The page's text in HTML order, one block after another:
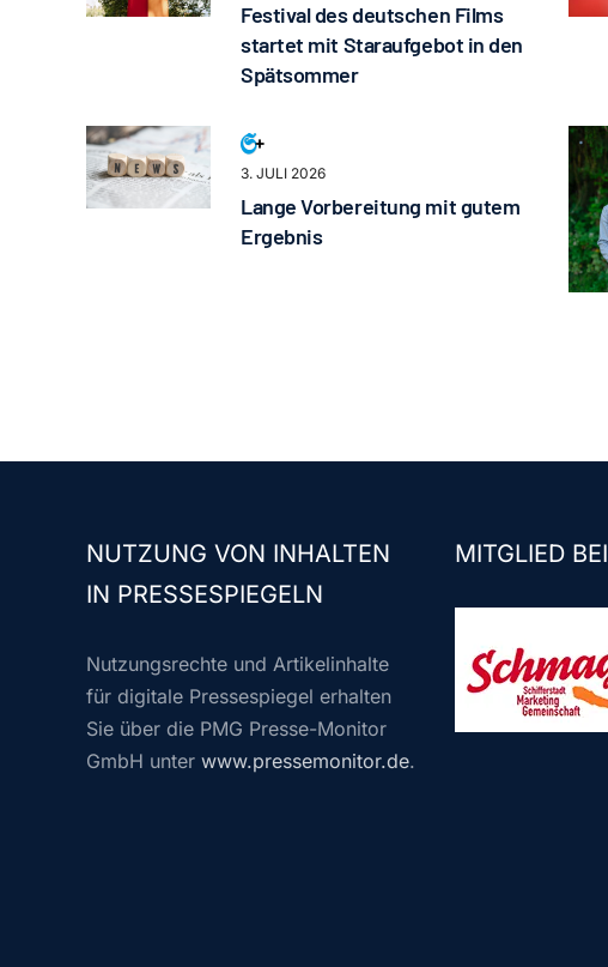
Festival des deutschen Films
startet mit Staraufgebot in den
Spätsommer
3. JULI 2026
Lange Vorbereitung mit gutem
Ergebnis
NUTZUNG VON INHALTEN
IN PRESSESPIEGELN
Nutzungsrechte und Artikelinhalte
für digitale Pressespiegel erhalten
Sie über die PMG Presse-Monitor
GmbH unter www.pressemonitor.de.
MITGLIED BEI